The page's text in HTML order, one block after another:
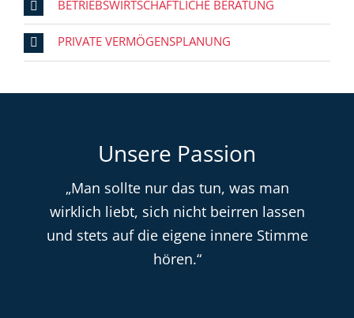
BETRIEBSWIRTSCHAFTLICHE BERATUNG
PRIVATE VERMÖGENSPLANUNG
Unsere Passion
„Man sollte nur das tun, was man
wirklich liebt, sich nicht beirren lassen
und stets auf die eigene innere Stimme
hören.“